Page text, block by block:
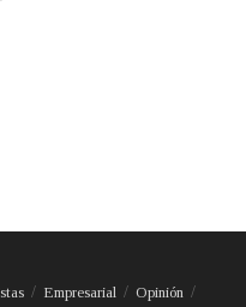
Empresarial Opinión